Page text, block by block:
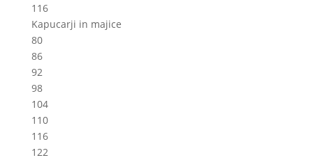
116
Kapucarji in majice
80
86
92
98
104
110
116
122